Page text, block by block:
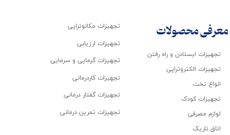
تجهیزات ایستادن و راه رفتن
تجهیزات الکتروتراپی
انواع تخت
تجهیزات کودک
لوازم مصرفی
اتاق تاریک
تجهیزات مکانوتراپی
تجهیزات ارزیابی
تجهیزات گرمایی و سرمایی
تجهیزات کاردرمانی
تجهیزات گفتار درمانی
تجهیزات تمرین درمانی
معرفی محصولات